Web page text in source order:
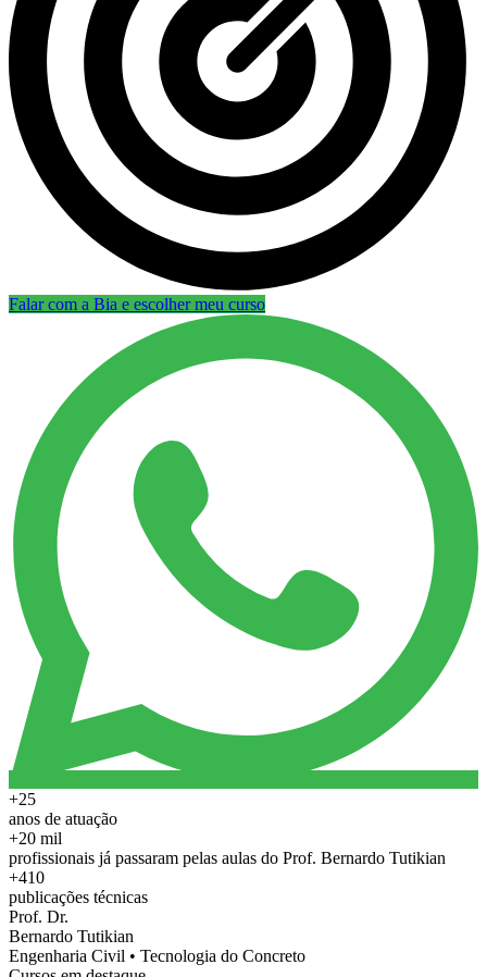
Falar com a Bia e escolher meu curso
+25
anos de atuação
+20 mil
profissionais já passaram pelas aulas do Prof. Bernardo Tutikian
+410
publicações técnicas
Prof. Dr.
Bernardo Tutikian
Engenharia Civil • Tecnologia do Concreto